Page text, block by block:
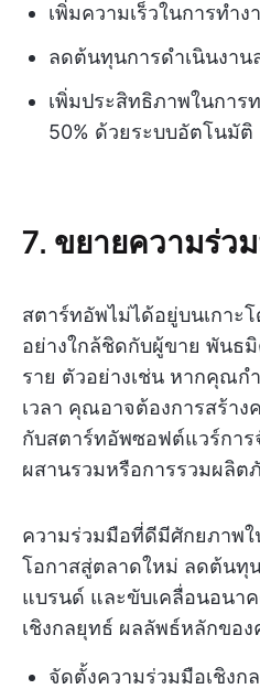
เพิ่มความเร็วในการทำ
ลดต้นทุนการดำเนินงาน
เพิ่มประสิทธิภาพในการ
50% ด้วยระบบอัตโนมัติ
7. ขยายความร่ว
สตาร์ทอัพไม่ได้อยู่บนเกาะ
อย่างใกล้ชิดกับผู้ขาย พันธ
ราย ตัวอย่างเช่น หากคุณก
เวลา คุณอาจต้องการสร้าง
กับสตาร์ทอัพซอฟต์แวร์การ
ผสานรวมหรือการรวมผลิ
ความร่วมมือที่ดีมีศักยภาพใ
โอกาสสู่ตลาดใหม่ ลดต้นทุ
แบรนด์ และขับเคลื่อนอนาค
เชิงกลยุทธ์ ผลลัพธ์หลักขอ
จัดตั้งความร่วมมือเชิงก